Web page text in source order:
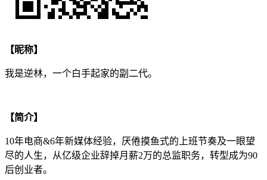
【昵称】
我是逆林，一个白手起家的副二代。
【简介】
10年电商&6年新媒体经验，厌倦摸鱼式的上班节奏及一眼望
尽的人生，从亿级企业辞掉月薪2万的总监职务，转型成为90
后创业者。